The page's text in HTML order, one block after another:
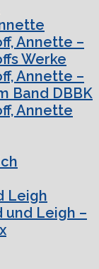
Annette –
Werke
Annette –
Band DBBK
Annette
Leigh
und Leigh –